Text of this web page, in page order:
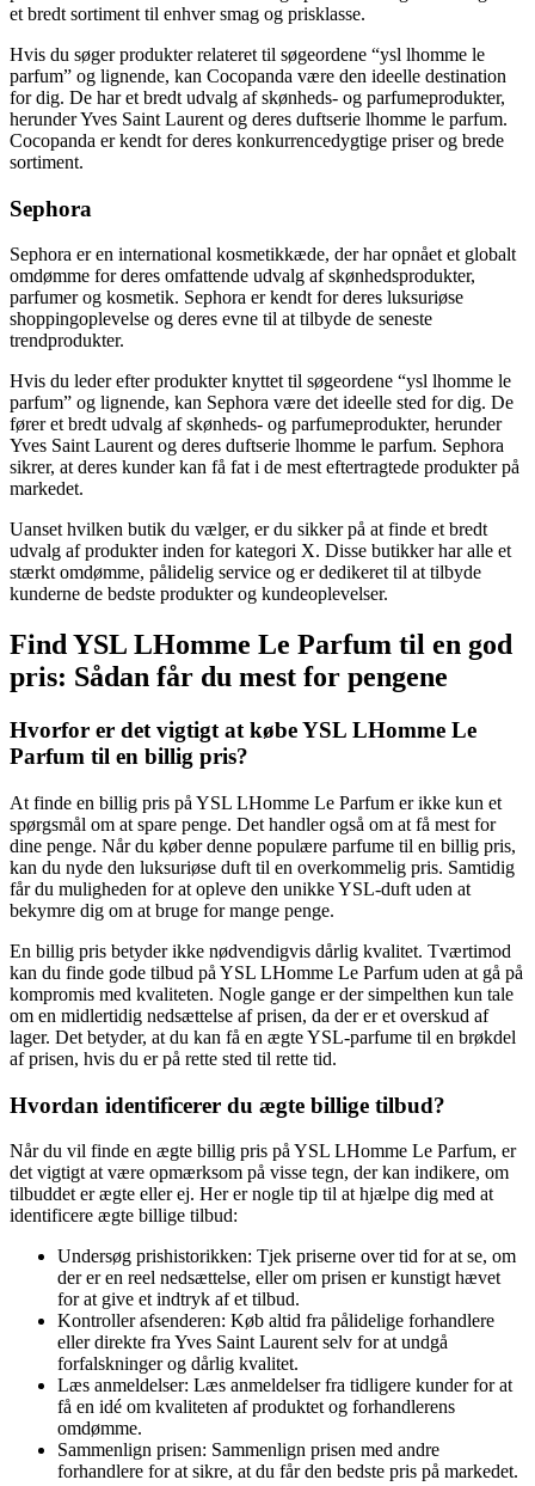
et bredt sortiment til enhver smag og prisklasse.
Hvis du søger produkter relateret til søgeordene “ysl lhomme le
parfum” og lignende, kan Cocopanda være den ideelle destination
for dig. De har et bredt udvalg af skønheds- og parfumeprodukter,
herunder Yves Saint Laurent og deres duftserie lhomme le parfum.
Cocopanda er kendt for deres konkurrencedygtige priser og brede
sortiment.
Sephora
Sephora er en international kosmetikkæde, der har opnået et globalt
omdømme for deres omfattende udvalg af skønhedsprodukter,
parfumer og kosmetik. Sephora er kendt for deres luksuriøse
shoppingoplevelse og deres evne til at tilbyde de seneste
trendprodukter.
Hvis du leder efter produkter knyttet til søgeordene “ysl lhomme le
parfum” og lignende, kan Sephora være det ideelle sted for dig. De
fører et bredt udvalg af skønheds- og parfumeprodukter, herunder
Yves Saint Laurent og deres duftserie lhomme le parfum. Sephora
sikrer, at deres kunder kan få fat i de mest eftertragtede produkter på
markedet.
Uanset hvilken butik du vælger, er du sikker på at finde et bredt
udvalg af produkter inden for kategori X. Disse butikker har alle et
stærkt omdømme, pålidelig service og er dedikeret til at tilbyde
kunderne de bedste produkter og kundeoplevelser.
Find YSL LHomme Le Parfum til en god
pris: Sådan får du mest for pengene
Hvorfor er det vigtigt at købe YSL LHomme Le
Parfum til en billig pris?
At finde en billig pris på YSL LHomme Le Parfum er ikke kun et
spørgsmål om at spare penge. Det handler også om at få mest for
dine penge. Når du køber denne populære parfume til en billig pris,
kan du nyde den luksuriøse duft til en overkommelig pris. Samtidig
får du muligheden for at opleve den unikke YSL-duft uden at
bekymre dig om at bruge for mange penge.
En billig pris betyder ikke nødvendigvis dårlig kvalitet. Tværtimod
kan du finde gode tilbud på YSL LHomme Le Parfum uden at gå på
kompromis med kvaliteten. Nogle gange er der simpelthen kun tale
om en midlertidig nedsættelse af prisen, da der er et overskud af
lager. Det betyder, at du kan få en ægte YSL-parfume til en brøkdel
af prisen, hvis du er på rette sted til rette tid.
Hvordan identificerer du ægte billige tilbud?
Når du vil finde en ægte billig pris på YSL LHomme Le Parfum, er
det vigtigt at være opmærksom på visse tegn, der kan indikere, om
tilbuddet er ægte eller ej. Her er nogle tip til at hjælpe dig med at
identificere ægte billige tilbud:
Undersøg prishistorikken: Tjek priserne over tid for at se, om
der er en reel nedsættelse, eller om prisen er kunstigt hævet
for at give et indtryk af et tilbud.
Kontroller afsenderen: Køb altid fra pålidelige forhandlere
eller direkte fra Yves Saint Laurent selv for at undgå
forfalskninger og dårlig kvalitet.
Læs anmeldelser: Læs anmeldelser fra tidligere kunder for at
få en idé om kvaliteten af produktet og forhandlerens
omdømme.
Sammenlign prisen: Sammenlign prisen med andre
forhandlere for at sikre, at du får den bedste pris på markedet.